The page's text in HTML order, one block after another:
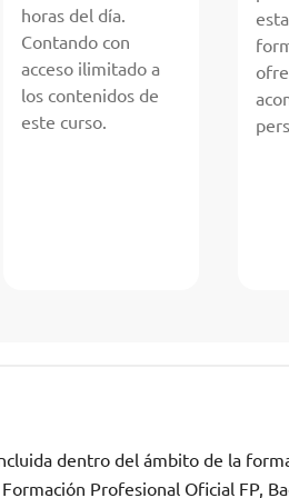
horas del día.
Contando con
acceso ilimitado a
los contenidos de
este curso.
dentro del ámbito de la
Profesional Oficial FP,